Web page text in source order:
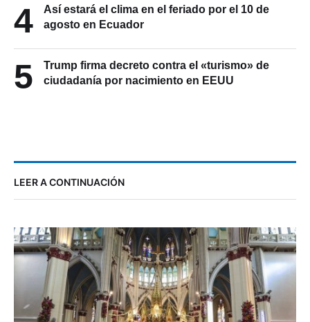
4
Así estará el clima en el feriado por el 10 de
agosto en Ecuador
5
Trump firma decreto contra el «turismo» de
ciudadanía por nacimiento en EEUU
LEER A CONTINUACIÓN